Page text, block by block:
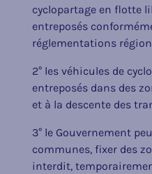
cyclopartage en flotte
entreposés
réglementations
2° les véhicules de
entreposés dans des
et à la descente des
3° le Gouvernement
communes, fixer des
interdit,